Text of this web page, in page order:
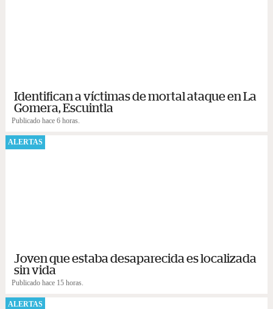
Identifican a víctimas de mortal ataque en La
Gomera, Escuintla
Publicado hace 6 horas.
ALERTAS
Joven que estaba desaparecida es localizada
sin vida
Publicado hace 15 horas.
ALERTAS